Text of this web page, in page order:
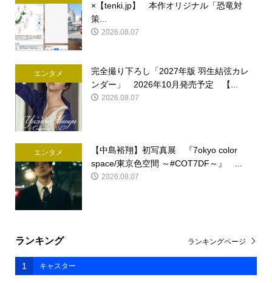
×【tenki.jp】 本作オリジナル「恐竜対
策...
2026.08.07
エンタメ
完全撮り下ろし「2027年版 羽生結弦カレ
ンダー」 2026年10月発売予定 【...
2026.08.07
エンタメ
【中島裕翔】初写真展 『7okyo color
space/東京色空間 ～#COT7DF～』 ...
2026.08.07
ランキング
1 キャスター
ランキングページ